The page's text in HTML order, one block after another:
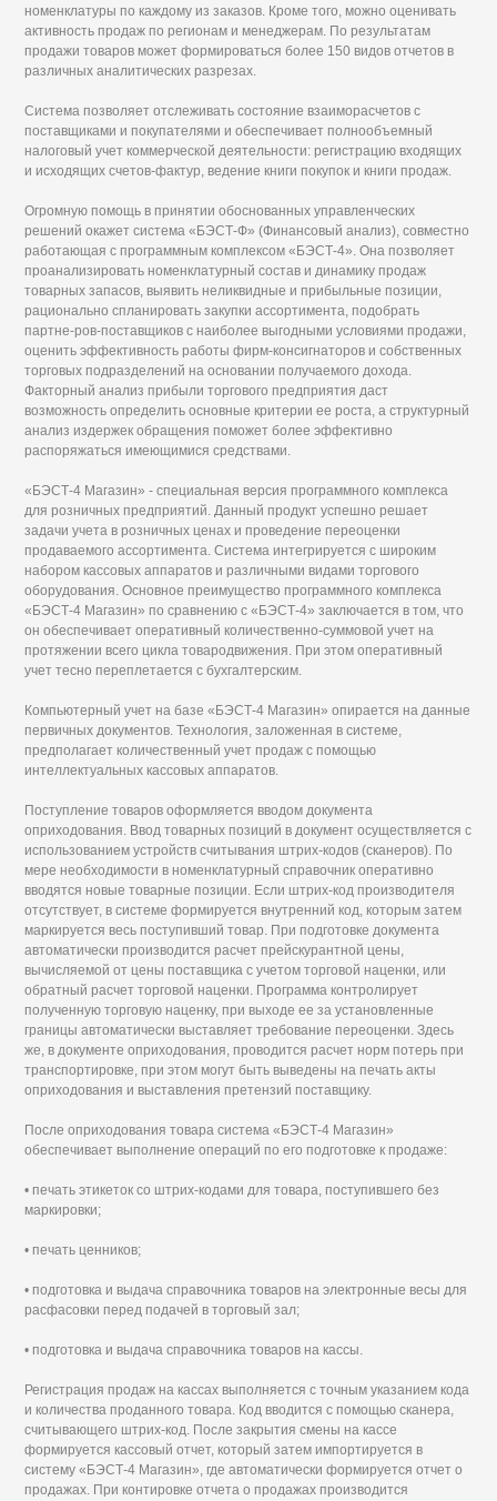
номенклатуры по каждому из заказов. Кроме того, можно оценивать
активность продаж по регионам и менеджерам. По результатам
продажи товаров может формироваться более 150 видов отчетов в
различных аналитических разрезах.
Система позволяет отслеживать состояние взаиморасчетов с
поставщиками и покупателями и обеспечивает полнообъемный
налоговый учет коммерческой деятельности: регистрацию входящих
и исходящих счетов-фактур, ведение книги покупок и книги продаж.
Огромную помощь в принятии обоснованных управленческих
решений окажет система «БЭСТ-Ф» (Финансовый анализ), совместно
работающая с программным комплексом «БЭСТ-4». Она позволяет
проанализировать номенклатурный состав и динамику продаж
товарных запасов, выявить неликвидные и прибыльные позиции,
рационально спланировать закупки ассортимента, подобрать
партне-ров-поставщиков с наиболее выгодными условиями продажи,
оценить эффективность работы фирм-консигнаторов и собственных
торговых подразделений на основании получаемого дохода.
Факторный анализ прибыли торгового предприятия даст
возможность определить основные критерии ее роста, а структурный
анализ издержек обращения поможет более эффективно
распоряжаться имеющимися средствами.
«БЭСТ-4 Магазин» - специальная версия программного комплекса
для розничных предприятий. Данный продукт успешно решает
задачи учета в розничных ценах и проведение переоценки
продаваемого ассортимента. Система интегрируется с широким
набором кассовых аппаратов и различными видами торгового
оборудования. Основное преимущество программного комплекса
«БЭСТ-4 Магазин» по сравнению с «БЭСТ-4» заключается в том, что
он обеспечивает оперативный количественно-суммовой учет на
протяжении всего цикла товародвижения. При этом оперативный
учет тесно переплетается с бухгалтерским.
Компьютерный учет на базе «БЭСТ-4 Магазин» опирается на данные
первичных документов. Технология, заложенная в системе,
предполагает количественный учет продаж с помощью
интеллектуальных кассовых аппаратов.
Поступление товаров оформляется вводом документа
оприходования. Ввод товарных позиций в документ осуществляется с
использованием устройств считывания штрих-кодов (сканеров). По
мере необходимости в номенклатурный справочник оперативно
вводятся новые товарные позиции. Если штрих-код производителя
отсутствует, в системе формируется внутренний код, которым затем
маркируется весь поступивший товар. При подготовке документа
автоматически производится расчет прейскурантной цены,
вычисляемой от цены поставщика с учетом торговой наценки, или
обратный расчет торговой наценки. Программа контролирует
полученную торговую наценку, при выходе ее за установленные
границы автоматически выставляет требование переоценки. Здесь
же, в документе оприходования, проводится расчет норм потерь при
транспортировке, при этом могут быть выведены на печать акты
оприходования и выставления претензий поставщику.
После оприходования товара система «БЭСТ-4 Магазин»
обеспечивает выполнение операций по его подготовке к продаже:
• печать этикеток со штрих-кодами для товара, поступившего без
маркировки;
• печать ценников;
• подготовка и выдача справочника товаров на электронные весы для
расфасовки перед подачей в торговый зал;
• подготовка и выдача справочника товаров на кассы.
Регистрация продаж на кассах выполняется с точным указанием кода
и количества проданного товара. Код вводится с помощью сканера,
считывающего штрих-код. После закрытия смены на кассе
формируется кассовый отчет, который затем импортируется в
систему «БЭСТ-4 Магазин», где автоматически формируется отчет о
продажах. При контировке отчета о продажах производится